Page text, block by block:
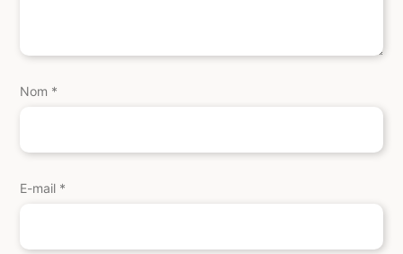
Nom *
E-mail *